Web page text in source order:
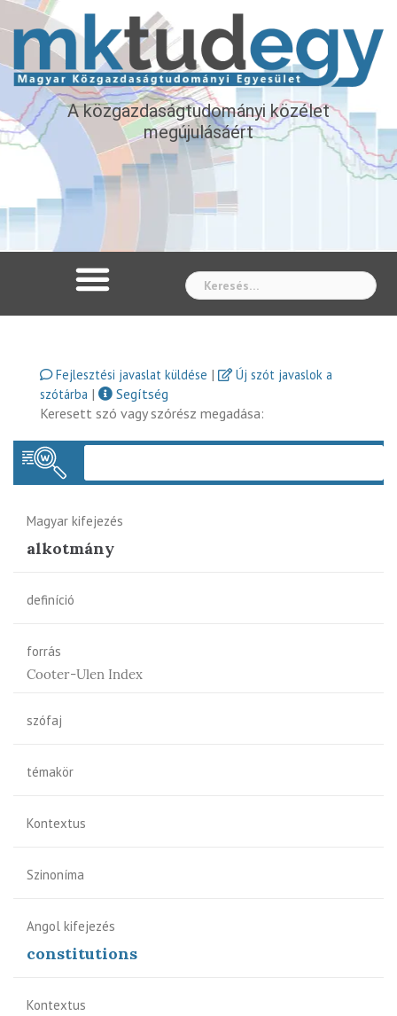
A közgazdaságtudományi közélet
megújulásáért
Fejlesztési javaslat küldése |
Új szót javaslok a
szótárba |
Segítség
Keresett szó vagy szórész megadása:
Magyar kifejezés
alkotmány
definíció
forrás
Cooter-Ulen Index
szófaj
témakör
Kontextus
Szinoníma
Angol kifejezés
constitutions
Kontextus